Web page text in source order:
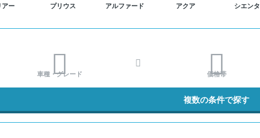
アー プリウス アルファード アクア シエンタ
車種・グレード 価格帯
複数の条件で探す